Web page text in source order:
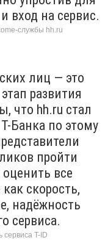
вход на сервис.
службы hh.ru
лиц — это
развития
что hh.ru стал
Банка по этому
пройти
все
скорость,
надёжность
сервиса.
сервиса T-ID